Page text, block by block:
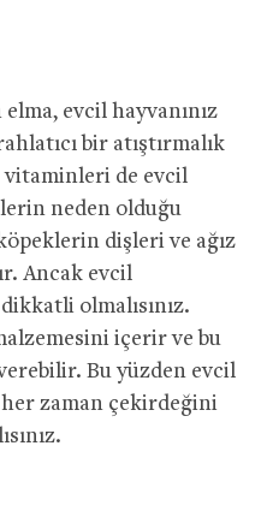
evcil hayvanınız
bir atıştırmalık
vitaminleri de evcil
neden olduğu
dişleri ve ağız
Ancak evcil
olmalısınız.
içerir ve bu
Bu yüzden evcil
her zaman çekirdeğini